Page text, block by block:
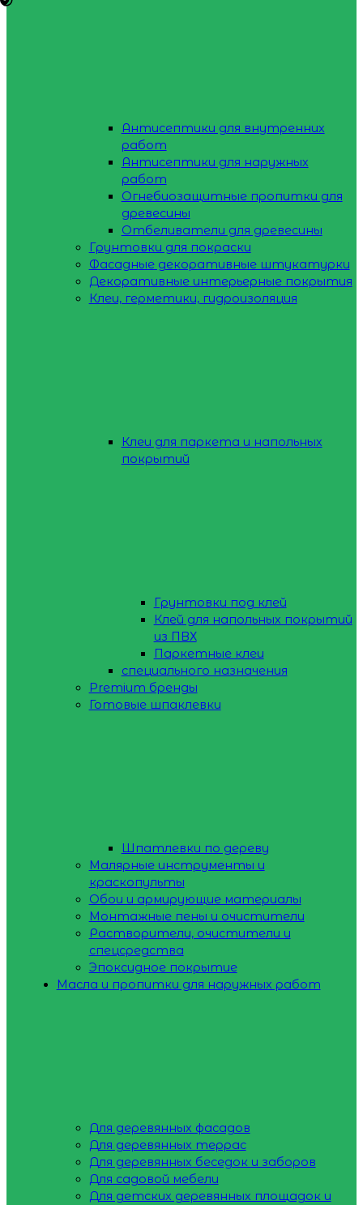
Антисептики для внутренних
работ
Антисептики для наружных
работ
Огнебиозащитные пропитки для
древесины
Отбеливатели для древесины
Грунтовки для покраски
Фасадные декоративные штукатурки
Декоративные интерьерные покрытия
Клеи, герметики, гидроизоляция
Клеи для паркета и напольных
покрытий
Грунтовки под клей
Клей для напольных покрытий
из ПВХ
Паркетные клеи
специального назначения
Premium бренды
Готовые шпаклевки
Шпатлевки по дереву
Малярные инструменты и
краскопульты
Обои и армирующие материалы
Монтажные пены и очистители
Растворители, очистители и
спецсредства
Эпоксидное покрытие
Масла и пропитки для наружных работ
Для деревянных фасадов
Для деревянных террас
Для деревянных беседок и заборов
Для садовой мебели
Для детских деревянных площадок и